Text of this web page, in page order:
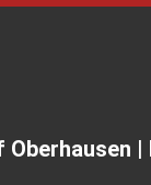
|